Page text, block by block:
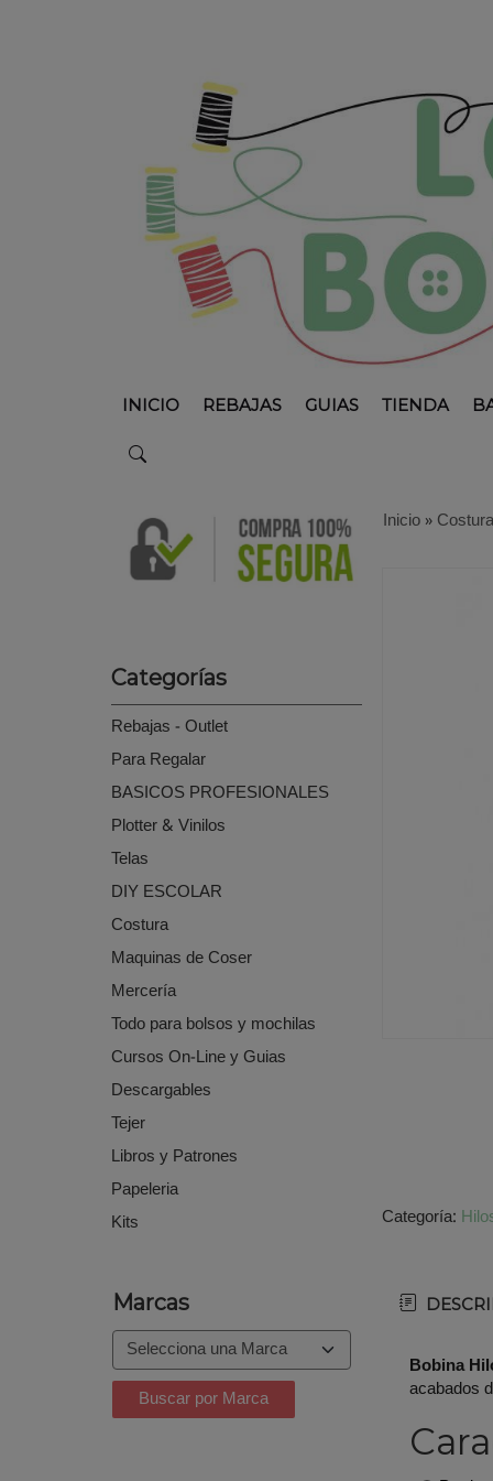
INICIO REBAJAS GUIAS TIENDA
Categorías
Rebajas - Outlet
Para Regalar
BASICOS PROFESIONALES
Plotter & Vinilos
Telas
DIY ESCOLAR
Costura
Maquinas de Coser
Mercería
Todo para bolsos y mochilas
Cursos On-Line y Guias
Descargables
Tejer
Libros y Patrones
Papeleria
Kits
Marcas
Inicio»Costura
Categoría:
Bobina
acabados